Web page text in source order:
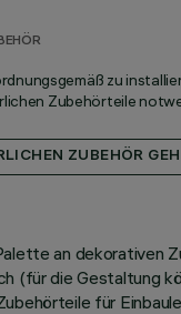
zu
Zubehörteile
ZUBEHÖR
an dekorativen
(für die Gestaltung
für